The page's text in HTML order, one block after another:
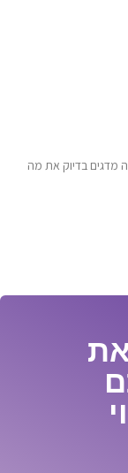
מדגים בדיוק את מה